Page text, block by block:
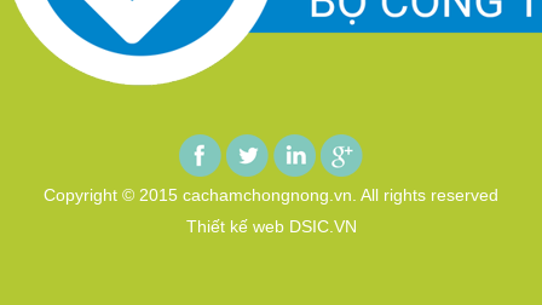
Copyright © 2015 cachamchongnong.vn. All rights reserved
Thiết kế web DSIC.VN